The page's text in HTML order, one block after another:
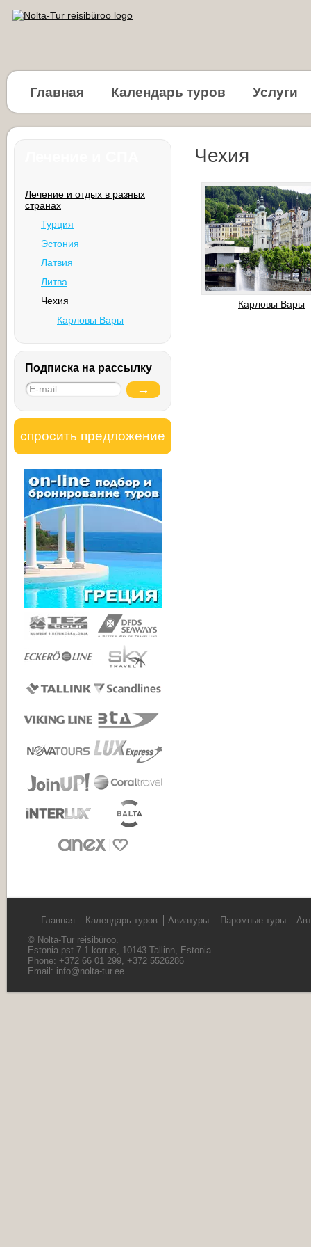
Главная Календарь туров Услуги
Лечение и отдых в разных
странах
Турция
Эстония
Латвия
Литва
Чехия
Карловы Вары
Подписка на рассылку
спросить предложение
Чехия
Карловы Вары
Главная Календарь туров Авиатуры Паромные туры
© Nolta-Tur reisibüroo.
Estonia pst 7-1 korrus, 10143 Tallinn, Estonia.
Phone: +372 66 01 299, +372 5526286
Email: info@nolta-tur.ee